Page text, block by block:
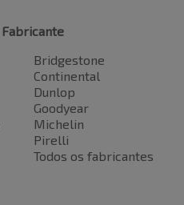
Fabricante
Bridgestone
Continental
Dunlop
Goodyear
Michelin
Pirelli
Todos os fabricantes